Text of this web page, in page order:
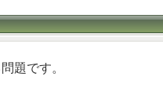
題です。